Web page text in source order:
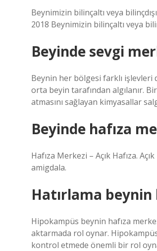
Beynimizin bilinçaltı veya
2018 Beynimizin bilinçaltı veya
Beyinde sevgi
Beynin her bölgesi farklı
orta beyin tarafından algılanır.
atmasını sağlayan kimyasallar
Beyinde hafıza
Hafıza Merkezi – Açık Hafıza.
amigdala.
Hatırlama
Hipokampüs beynin hafıza
aktarmada rol oynar.
kontrol etmede önemli bir rol